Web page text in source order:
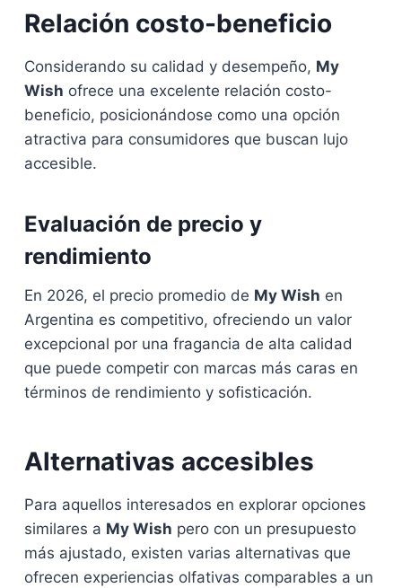
Relación costo-beneficio
Considerando su calidad y desempeño, My
Wish ofrece una excelente relación costo-
beneficio, posicionándose como una opción
atractiva para consumidores que buscan lujo
accesible.
Evaluación de precio y
rendimiento
En 2026, el precio promedio de My Wish en
Argentina es competitivo, ofreciendo un valor
excepcional por una fragancia de alta calidad
que puede competir con marcas más caras en
términos de rendimiento y sofisticación.
Alternativas accesibles
Para aquellos interesados en explorar opciones
similares a My Wish pero con un presupuesto
más ajustado, existen varias alternativas que
ofrecen experiencias olfativas comparables a un